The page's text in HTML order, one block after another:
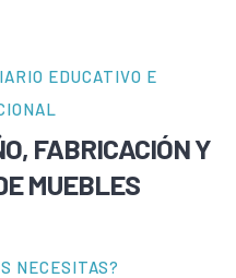
EDUCATIVO E
FABRICACIÓN Y
MUEBLES
NECESITAS?